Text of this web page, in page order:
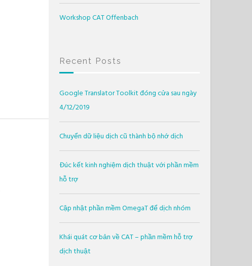
Workshop CAT Offenbach
Recent Posts
Google Translator Toolkit đóng cửa sau ngày
4/12/2019
Chuyển dữ liệu dịch cũ thành bộ nhớ dịch
Đúc kết kinh nghiệm dịch thuật với phần mềm
hỗ trợ
Cập nhật phần mềm OmegaT để dịch nhóm
Khái quát cơ bản về CAT – phần mềm hỗ trợ
dịch thuật